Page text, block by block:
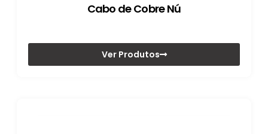
Cabo de Cobre Nú
Ver Produtos